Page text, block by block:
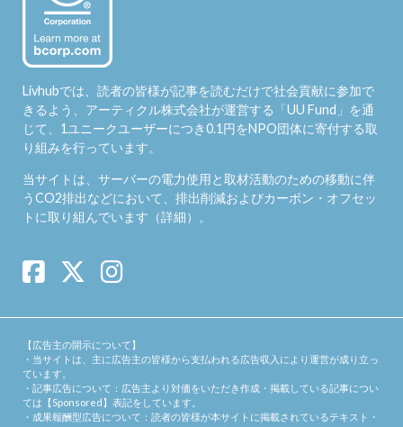
Livhubでは、読者の皆様が記事を読むだけで社会貢献に参加で
きるよう、アーティクル株式会社が運営する「UU Fund 」を通
じて、1ユニークユーザーにつき0.1円をNPO団体に寄付する取
り組みを行っています。
当サイトは、サーバーの電力使用と取材活動のための移動に伴
うCO2排出などにおいて、排出削減およびカーボン・オフセッ
トに取り組んでいます（詳細）。
【広告主の開示について】
・当サイトは、主に広告主の皆様から支払われる広告収入により運営が成り立っ
ています。
・記事広告について：広告主より対価をいただき作成・掲載している記事につい
ては【Sponsored】表記をしています。
・成果報酬型広告について：読者の皆様が本サイトに掲載されているテキスト・